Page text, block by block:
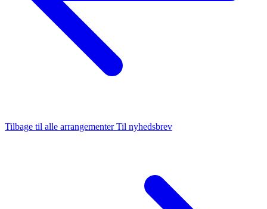
Tilbage til alle arrangementerTil nyhedsbrev